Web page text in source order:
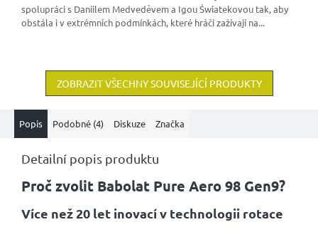
spolupráci s Daniilem Medveděvem a Igou Światekovou tak, aby
obstála i v extrémních podmínkách, které hráči zažívají na...
ZOBRAZIT VŠECHNY SOUVISEJÍCÍ PRODUKTY
Popis Podobné (4) Diskuze Značka
Detailní popis produktu
Proč zvolit Babolat Pure Aero 98 Gen9?
Více než 20 let inovací v technologii rotace